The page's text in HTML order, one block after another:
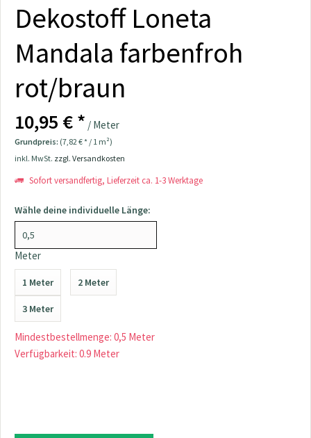
Dekostoff Loneta
Mandala farbenfroh
rot/braun
10,95 € * / Meter
Grundpreis: (7,82 € * / 1 m²)
inkl. MwSt. zzgl. Versandkosten
Sofort versandfertig, Lieferzeit ca. 1-3 Werktage
Wähle deine individuelle Länge:
Meter
1 Meter 2 Meter
3 Meter
Mindestbestellmenge: 0,5 Meter
Verfügbarkeit: 0.9 Meter